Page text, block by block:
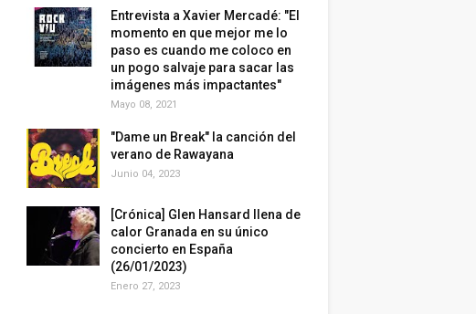
Entrevista a Xavier Mercadé: "El
momento en que mejor me lo
paso es cuando me coloco en
un pogo salvaje para sacar las
imágenes más impactantes"
Mayo 08, 2021
"Dame un Break" la canción del
verano de Rawayana
Junio 04, 2023
[Crónica] Glen Hansard llena de
calor Granada en su único
concierto en España
(26/01/2023)
Enero 27, 2023